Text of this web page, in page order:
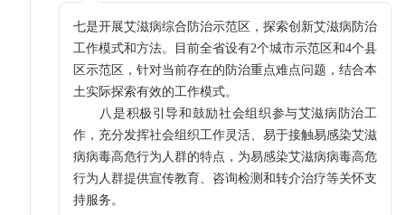
七是开展艾滋病综合防治示范区，探索创新艾滋病防治
工作模式和方法。目前全省设有2个城市示范区和4个县
区示范区，针对当前存在的防治重点难点问题，结合本
土实际探索有效的工作模式。
八是积极引导和鼓励社会组织参与艾滋病防治工
作，充分发挥社会组织工作灵活、易于接触易感染艾滋
病病毒高危行为人群的特点，为易感染艾滋病病毒高危
行为人群提供宣传教育、咨询检测和转介治疗等关怀支
持服务。